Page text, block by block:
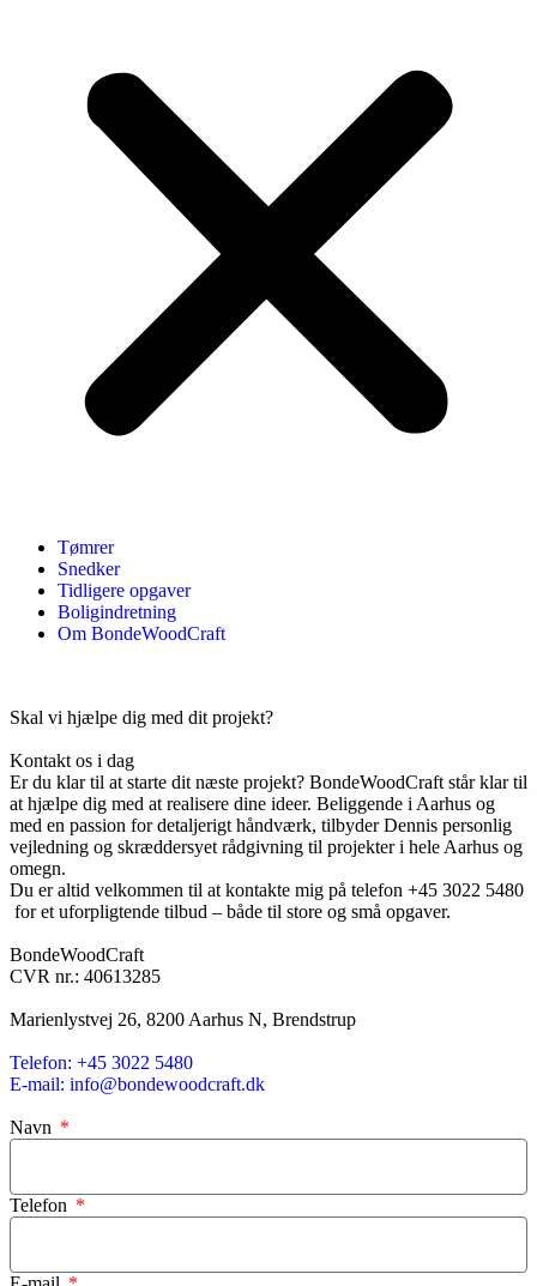
Tømrer
Snedker
Tidligere opgaver
Boligindretning
Om BondeWoodCraft
Skal vi hjælpe dig med dit projekt?
Kontakt os i dag
Er du klar til at starte dit næste projekt? BondeWoodCraft står klar til
at hjælpe dig med at realisere dine ideer. Beliggende i Aarhus og
med en passion for detaljerigt håndværk, tilbyder Dennis personlig
vejledning og skræddersyet rådgivning til projekter i hele Aarhus og
omegn.
Du er altid velkommen til at kontakte mig på telefon +45 3022 5480
for et uforpligtende tilbud – både til store og små opgaver.
BondeWoodCraft
CVR nr.: 40613285
Marienlystvej 26, 8200 Aarhus N, Brendstrup
Telefon: +45 3022 5480
E-mail: info@bondewoodcraft.dk
Navn
Telefon